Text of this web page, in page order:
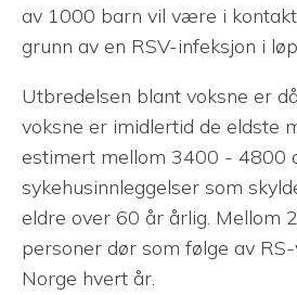
av 1000 barn vil være i
grunn av en RSV-infeksjon i
Utbredelsen blant voksne er
voksne er imidlertid de eldste
estimert mellom 3400 - 4800
sykehusinnleggelser som
eldre over 60 år årlig. Mellom
personer dør som følge av
Norge hvert år.